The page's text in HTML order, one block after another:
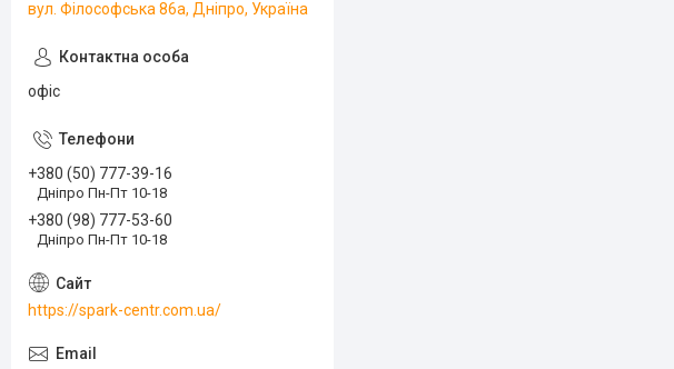
вул. Філософська 86а, Дніпро, Україна
офіс
+380 (50) 777-39-16
Дніпро Пн-Пт 10-18
+380 (98) 777-53-60
Дніпро Пн-Пт 10-18
https://spark-centr.com.ua/